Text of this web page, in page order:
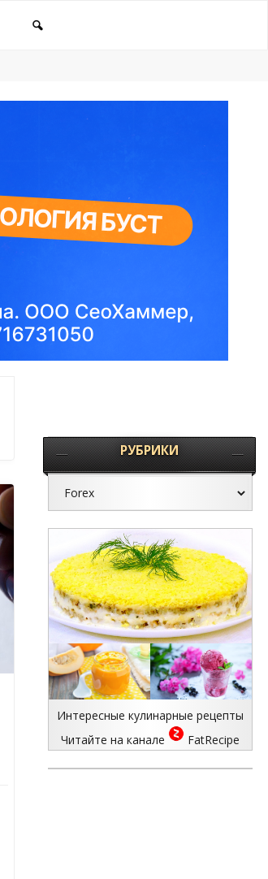
РУБРИКИ
Интересные кулинарные рецепты
Читайте на канале
FatRecipe